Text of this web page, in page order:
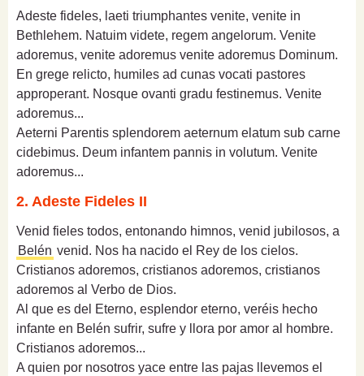
Adeste fideles, laeti triumphantes venite, venite in
Bethlehem. Natuim videte, regem angelorum. Venite
adoremus, venite adoremus venite adoremus Dominum.
En grege relicto, humiles ad cunas vocati pastores
approperant. Nosque ovanti gradu festinemus. Venite
adoremus...
Aeterni Parentis splendorem aeternum elatum sub carne
cidebimus. Deum infantem pannis in volutum. Venite
adoremus...
2. Adeste Fideles II
Venid fieles todos, entonando himnos, venid jubilosos, a
Belén venid. Nos ha nacido el Rey de los cielos.
Cristianos adoremos, cristianos adoremos, cristianos
adoremos al Verbo de Dios.
Al que es del Eterno, esplendor eterno, veréis hecho
infante en Belén sufrir, sufre y llora por amor al hombre.
Cristianos adoremos...
A quien por nosotros yace entre las pajas llevemos el